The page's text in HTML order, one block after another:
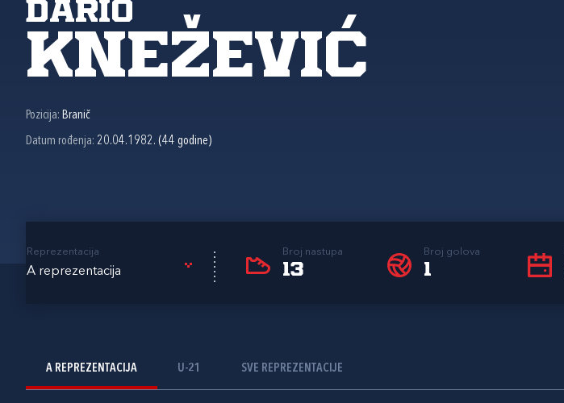
Dario
Knežević
Pozicija: Branič
Datum rođenja: 20.04.1982. (44 godine)
Reprezentacija
A reprezentacija
Broj nastupa
13
Broj golova
1
A REPREZENTACIJA U-21 SVE REPREZENTACIJE